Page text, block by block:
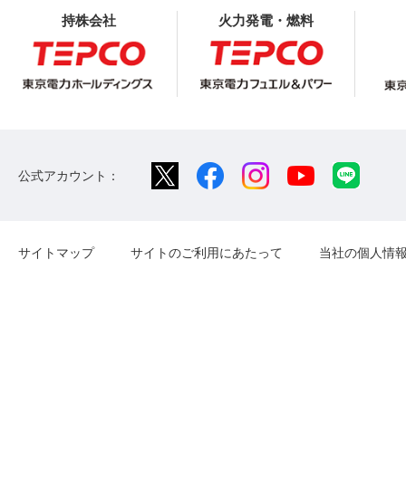
持株会社 火力発電・燃料
公式アカウント：
サイトマップ サイトのご利用にあたって 当社の個人情